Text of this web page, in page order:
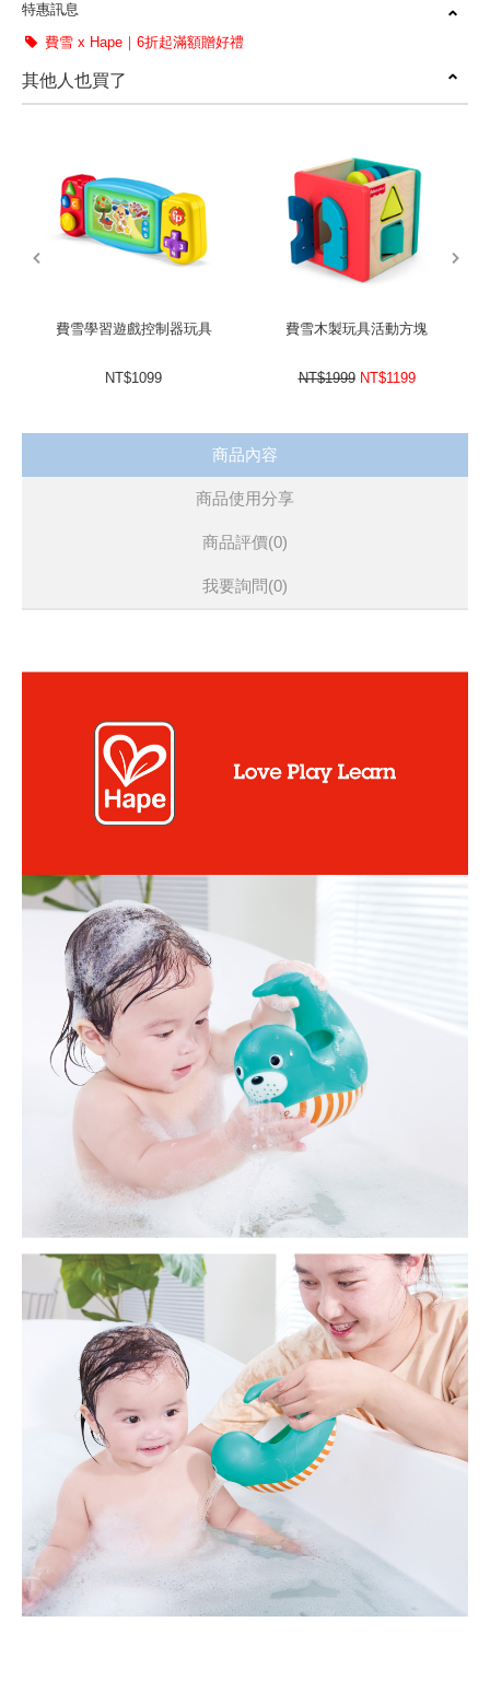
德國Hape官方直營
學習浮力感知
探索發展，專注力提升
特惠訊息
費雪 x Hape｜6折起滿額贈好禮
其他人也買了
費雪學習遊戲控制器玩具
NT$1099
費雪木製玩具活動方塊
NT$1999 NT$1199
商品內容
商品使用分享
商品評價(0)
我要詢問(0)